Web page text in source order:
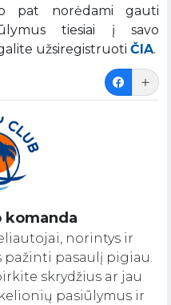
pat norėdami gauti
tiesiai į savo
užsiregistruoti ČIA.
komanda
norintys ir
pasaulį pigiau.
skrydžius ar jau
pasiūlymus ir